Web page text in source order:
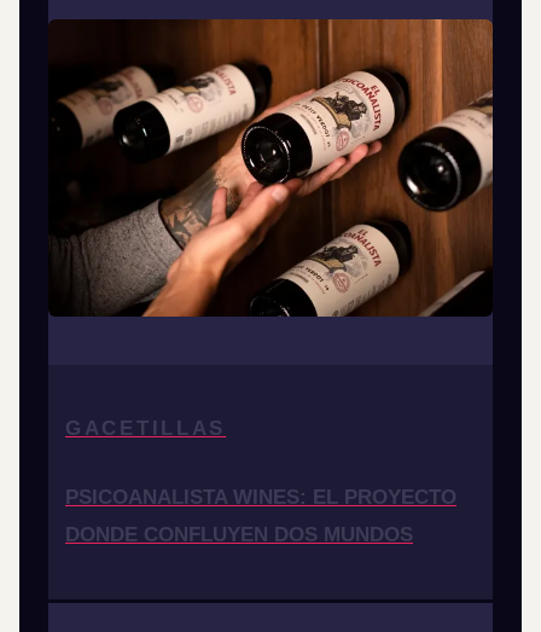
GACETILLAS
PSICOANALISTA WINES: EL PROYECTO
DONDE CONFLUYEN DOS MUNDOS